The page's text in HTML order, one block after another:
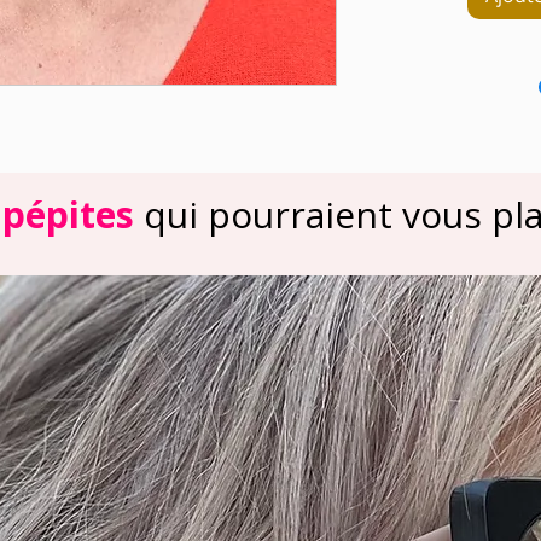
qui pourraient vous